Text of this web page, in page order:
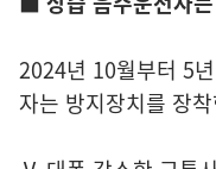
2024년 10월부터 5
자는 방지장치를 장